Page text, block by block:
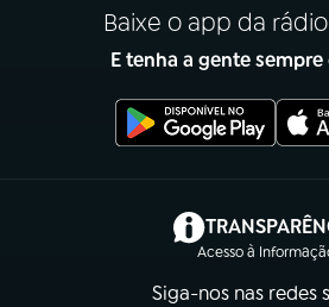
Baixe o app da
E tenha a gente
Acesso à
(abre
Siga-nos nas redes